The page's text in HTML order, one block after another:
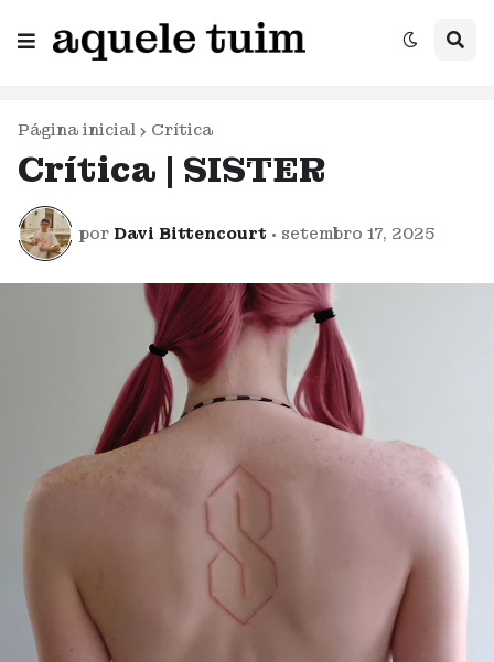
Página inicial Crítica
Crítica | SISTER
por Davi Bittencourt • setembro 17, 2025